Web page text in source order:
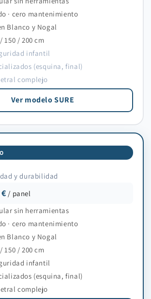
· cero mantenimiento
Blanco y Nogal
150 / 200 cm
infantil
(esquina, final)
complejo
Ver modelo SURE
y durabilidad
/ panel
sin herramientas
· cero mantenimiento
Blanco y Nogal
150 / 200 cm
infantil
(esquina, final)
complejo